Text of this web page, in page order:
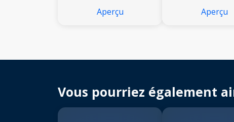
Aperçu Aperçu
Vous pourriez également